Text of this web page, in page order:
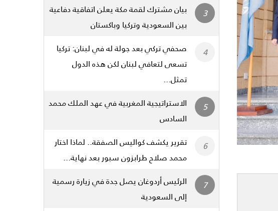
بيان مشترك لقمة مكة يعلن اتفاقية دفاعية
بين السعودية وتركيا وباكستان
صحفي تركي بعد جولة له في لبنان: تركيا
تسعى لتعافي لبنان لكن هذه الدول
تمثل...
الاستراتيجية المغربية في عهد الملك محمد
السادس
تقرير يكشف كواليس الصفقة.. لماذا اختار
محمد صلاح طرابزون سبور بعد نهاية...
الرئيس أردوغان يصل جدة في زيارة رسمية
إلى السعودية